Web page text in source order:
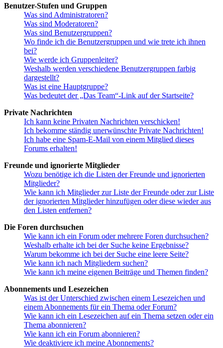
Benutzer-Stufen und Gruppen
Was sind Administratoren?
Was sind Moderatoren?
Was sind Benutzergruppen?
Wo finde ich die Benutzergruppen und wie trete ich ihnen
bei?
Wie werde ich Gruppenleiter?
Weshalb werden verschiedene Benutzergruppen farbig
dargestellt?
Was ist eine Hauptgruppe?
Was bedeutet der „Das Team“-Link auf der Startseite?
Private Nachrichten
Ich kann keine Privaten Nachrichten verschicken!
Ich bekomme ständig unerwünschte Private Nachrichten!
Ich habe eine Spam-E-Mail von einem Mitglied dieses
Forums erhalten!
Freunde und ignorierte Mitglieder
Wozu benötige ich die Listen der Freunde und ignorierten
Mitglieder?
Wie kann ich Mitglieder zur Liste der Freunde oder zur Liste
der ignorierten Mitglieder hinzufügen oder diese wieder aus
den Listen entfernen?
Die Foren durchsuchen
Wie kann ich ein Forum oder mehrere Foren durchsuchen?
Weshalb erhalte ich bei der Suche keine Ergebnisse?
Warum bekomme ich bei der Suche eine leere Seite?
Wie kann ich nach Mitgliedern suchen?
Wie kann ich meine eigenen Beiträge und Themen finden?
Abonnements und Lesezeichen
Was ist der Unterschied zwischen einem Lesezeichen und
einem Abonnements für ein Thema oder Forum?
Wie kann ich ein Lesezeichen auf ein Thema setzen oder ein
Thema abonnieren?
Wie kann ich ein Forum abonnieren?
Wie deaktiviere ich meine Abonnements?